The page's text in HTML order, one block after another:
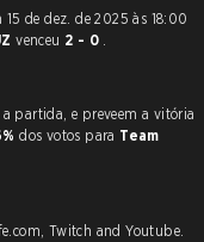
venceu 2 - 0 .
dos votos para Team
Twitch and Youtube.